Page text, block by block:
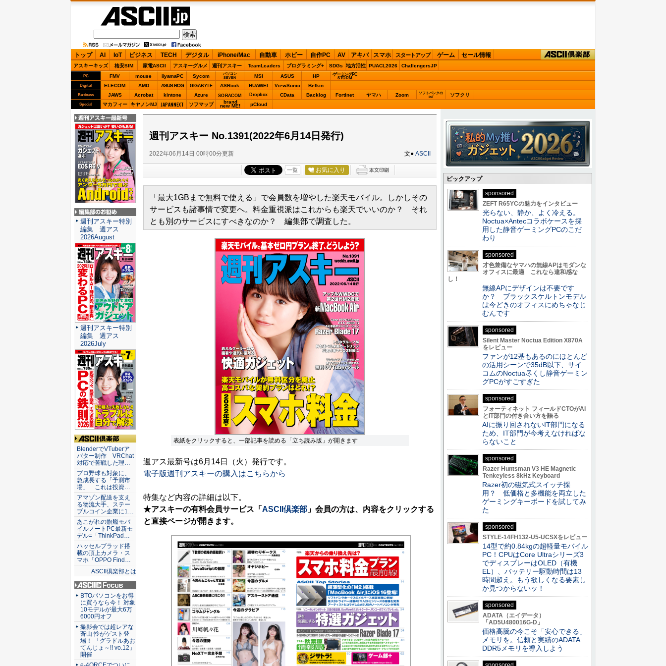
ASCII.jp
トップ AI IoT ビジネス TECH デジタル iPhone/Mac 自動車 ホビー 自作PC AV アキバ スマホ スタートアップ ゲーム セール情報
アスキーキッズ 格安SIM 家電ASCII アスキーグルメ 週刊アスキー TeamLeaders プログラミング+ SDGs 地方活性 PUACL2026 ChallengersJP
PC FMV mouse iiyamaPC Sycom
パソコン
SEVEN
MSI ASUS HP ゲーミングPC
STORM
Digital ELECOM AMD ASUS ROG GIGABYTE ASRock HUAWEI ViewSonic Belkin
Business JAWS Acrobat kintone Azure SORACOM Dropbox CData Backlog Fortinet ヤマハ Zoom
ソフトバンクの
IoT
ソフクリ
Special マカフィー キヤノンMJ JAPANNEXT ソフマップ brand
new ME! pCloud
週刊アスキー No.1391(2022年6月14日発行)
2022年06月14日 00時00分更新 文● ASCII
一覧 お気に入り
「最大1GBまで無料で使える」で会員数を増やした楽天モバイル。しかしその
サービスも諸事情で変更へ。料金重視派はこれからも楽天でいいのか？ それ
とも別のサービスにすべきなのか？ 編集部で調査した。
表紙をクリックすると、一部記事を読める「立ち読み版」が開きます
週アス最新号は6月14日（火）発行です。
電子版週刊アスキーの購入はこちらから
特集など内容の詳細は以下。
★アスキーの有料会員サービス「 ASCII倶楽部 」会員の方は、内容をクリックする
と直接ページが開きます。
週刊アスキー最新
号
編集部のお勧め
週刊アスキー特別
編集 週アス
2026August
週刊アスキー特別
編集 週アス
2026July
ASCII倶楽部
BlenderでVTuberア
バター制作 VRChat
対応で苦戦した理…
プロ野球も対象に、
急成長する「予測市
場」 これは投資…
アマゾン配送を支え
る物流大手、ステー
ブルコイン企業に1…
あこがれの旗艦モバ
イルノートPC最新モ
デル=「ThinkPad…
ハッセルブラッド搭
載の頂上カメラ・ス
マホ「OPPO Find…
ASCII倶楽部とは
ASCII.jp Focus
BTOパソコンをお得
に買うなら今！ 対象
10モデルが最大6万
6000円オフ
撮影会では超レアな
蒼山 怜がゲスト登
場！ 「グラドルあお
てんじょ～!! vo.12」
開催
ピックアップ
sponsored
ZEFT R65YCの魅力をインタビュー
光らない、静か、よく冷える。
Noctua×Antecコラボケースを採
用した静音ゲーミングPCのこだ
わり
sponsored
才色兼備なヤマハの無線APはモダンな
オフィスに最適 これなら違和感な
し！
無線APにデザインは不要です
か？ ブラックスケルトンモデル
は今どきのオフィスにめちゃなじ
むんです
sponsored
Silent Master Noctua Edition X870A
をレビュー
ファンが12基もあるのにほとんど
の活用シーンで35dB以下、サイ
コムのNoctua尽くし静音ゲーミン
グPCがすごすぎた
sponsored
フォーティネット フィールドCTOがAI
とIT部門の付き合い方を語る
AIに振り回されないIT部門になる
ため、IT部門が今考えなければな
らないこと
sponsored
Razer Huntsman V3 HE Magnetic
Tenkeyless 8kHz Keyboard
Razer初の磁気式スイッチ採
用？ 低価格と多機能を両立した
ゲーミングキーボードを試してみ
た
sponsored
STYLE-14FH132-U5-UCSXをレビュー
14型で約0.84kgの超軽量モバイル
PC！CPUはCore Ultraシリーズ3
でディスプレーはOLED（有機
EL）、バッテリー駆動時間は13
時間超え。もう欲しくなる要素し
か見つからないッ！
sponsored
ADATA（エイデータ）
「AD5U480016G-D」
価格高騰の今こそ「安心できる」
メモリを。信頼と実績のADATA
DDR5メモリを導入しよう